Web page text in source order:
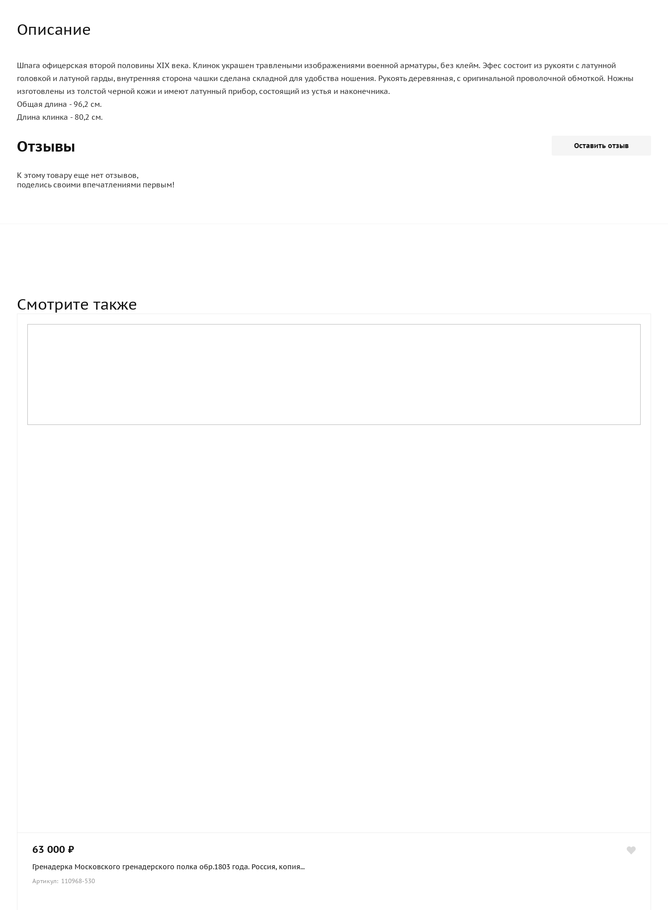
Описание
Шпага офицерская второй половины XIX века. Клинок украшен травлеными изображениями военной арматуры, без клейм. Эфес состоит из рукояти с латунной
головкой и латуной гарды, внутренняя сторона чашки сделана складной для удобства ношения. Рукоять деревянная, с оригинальной проволочной обмоткой. Ножны
изготовлены из толстой черной кожи и имеют латунный прибор, состоящий из устья и наконечника.
Общая длина - 96,2 см.
Длина клинка - 80,2 см.
Отзывы Оставить отзыв
К этому товару еще нет отзывов,
поделись своими впечатлениями первым!
Смотрите также
63 000 ₽
Гренадерка Московского гренадерского полка обр.1803 года. Россия, копия...
Артикул: 110968-530